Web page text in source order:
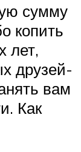
сумму
копить
лет,
друзей-
вам
Как